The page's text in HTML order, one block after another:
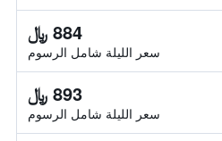
884 ﷼
سعر الليلة شامل الرسوم
893 ﷼
سعر الليلة شامل الرسوم